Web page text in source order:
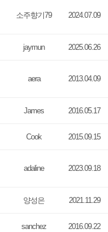
소주향기79 2024.07.09
jaymun 2025.06.26
aera 2013.04.09
James 2016.05.17
Cook 2015.09.15
adaline 2023.09.18
양성은 2021.11.29
sanchez 2016.09.22